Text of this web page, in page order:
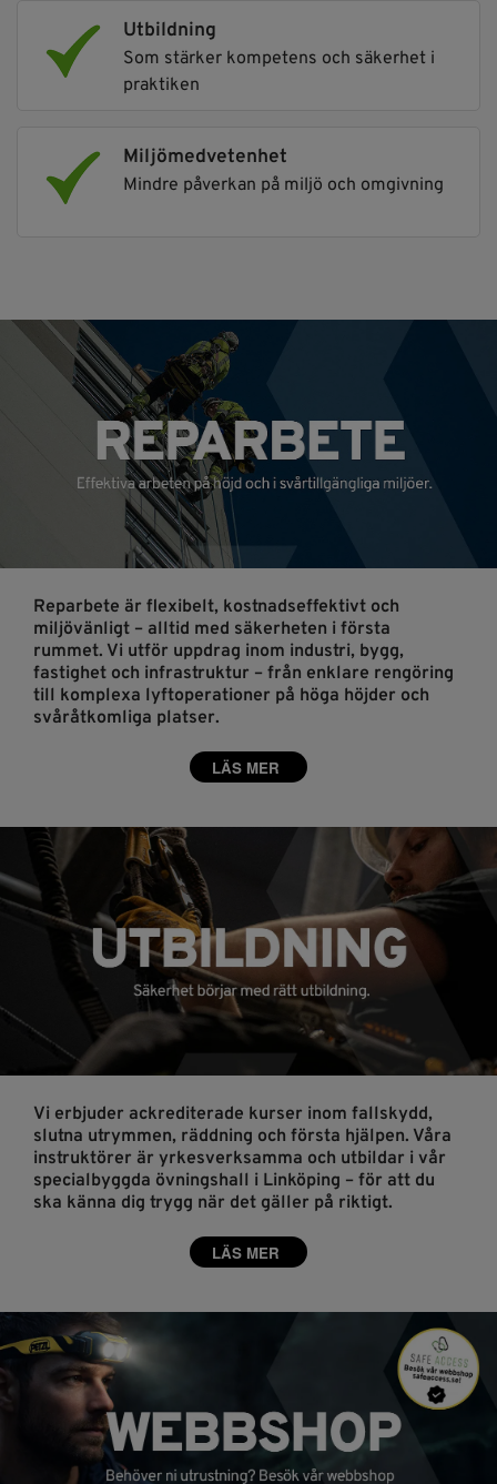
Utbildning
Som stärker kompetens och säkerhet i
praktiken
Miljömedvetenhet
Mindre påverkan på miljö och omgivning
Reparbete är flexibelt, kostnadseffektivt och
miljövänligt – alltid med säkerheten i första
rummet. Vi utför uppdrag inom industri, bygg,
fastighet och infrastruktur – från enklare rengöring
till komplexa lyftoperationer på höga höjder och
svåråtkomliga platser.
LÄS MER
Vi erbjuder ackrediterade kurser inom fallskydd,
slutna utrymmen, räddning och första hjälpen. Våra
instruktörer är yrkesverksamma och utbildar i vår
specialbyggda övningshall i Linköping – för att du
ska känna dig trygg när det gäller på riktigt.
LÄS MER